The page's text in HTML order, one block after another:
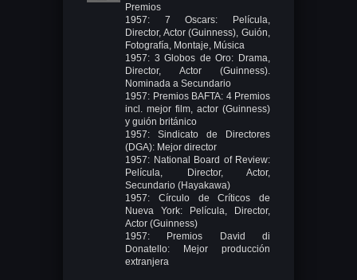
Premios
1957: 7 Oscars: Película,
Director, Actor (Guinness), Guión,
Fotografía, Montaje, Música
1957: 3 Globos de Oro: Drama,
Director, Actor (Guinness).
Nominada a Secundario
1957: Premios BAFTA: 4 Premios
incl. mejor film, actor (Guinness)
y guión británico
1957: Sindicato de Directores
(DGA): Mejor director
1957: National Board of Review:
Película, Director, Actor,
Secundario (Hayakawa)
1957: Círculo de Críticos de
Nueva York: Película, Director,
Actor (Guinness)
1957: Premios David di
Donatello: Mejor producción
extranjera